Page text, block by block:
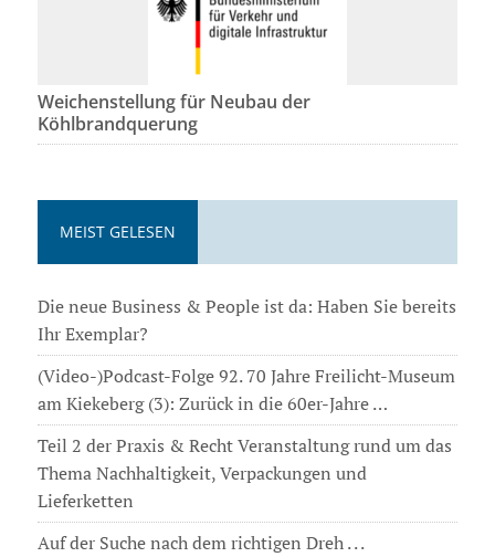
Weichenstellung für Neubau der
Köhlbrandquerung
MEIST GELESEN
Die neue Business & People ist da: Haben Sie bereits
Ihr Exemplar?
(Video-)Podcast-Folge 92. 70 Jahre Freilicht-Museum
am Kiekeberg (3): Zurück in die 60er-Jahre …
Teil 2 der Praxis & Recht Veranstaltung rund um das
Thema Nachhaltigkeit, Verpackungen und
Lieferketten
Auf der Suche nach dem richtigen Dreh . . .